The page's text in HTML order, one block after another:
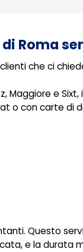
Roma
che ci
Maggiore e
o con carte di
Questo
e la durata